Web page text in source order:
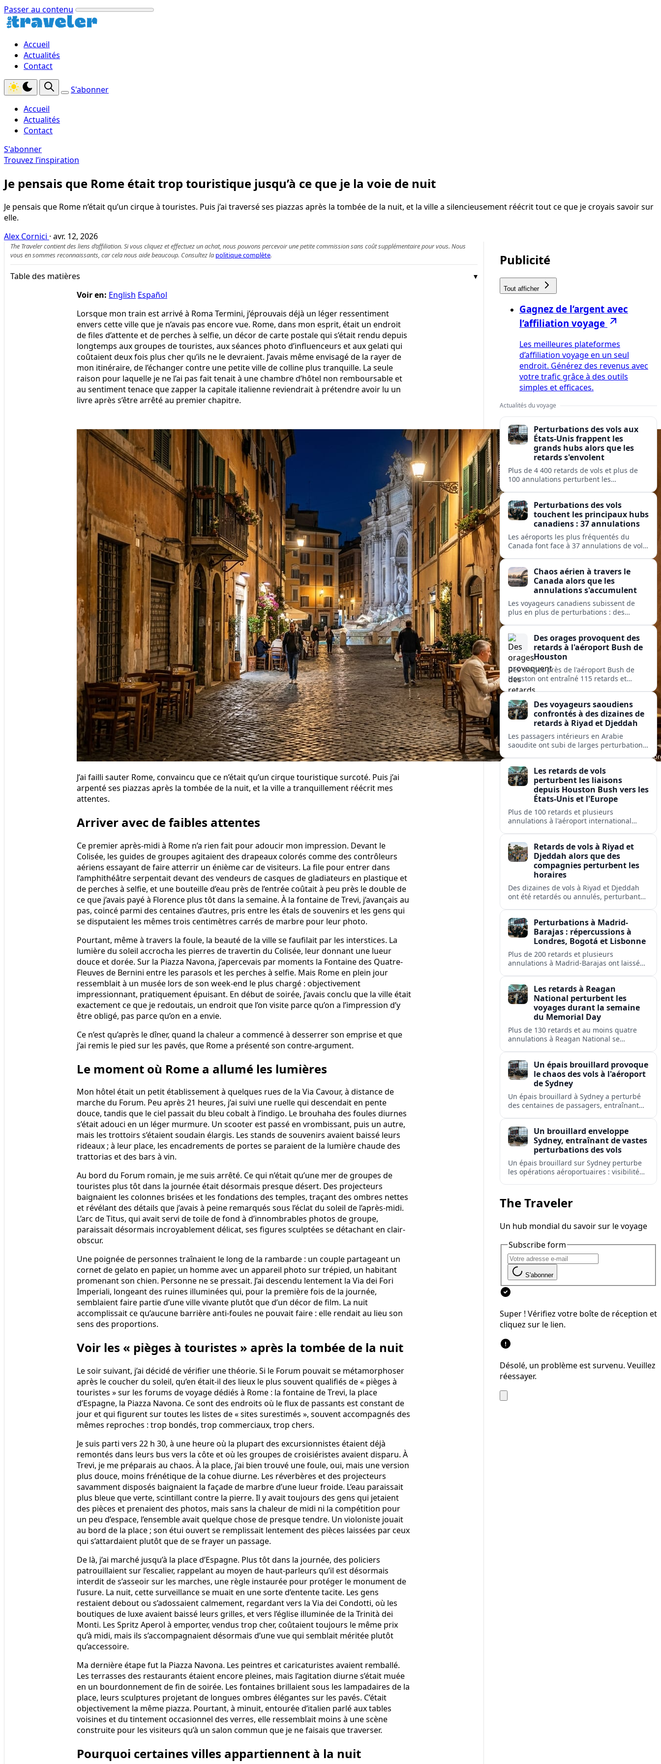
Passer au contenu
Accueil
Actualités
Contact
S'abonner
Accueil
Actualités
Contact
S'abonner
Trouvez l’inspiration
Je pensais que Rome était trop touristique jusqu’à ce que je la voie de nuit
Je pensais que Rome n’était qu’un cirque à touristes. Puis j’ai traversé ses piazzas après la tombée de la nuit, et la ville a silencieusement réécrit tout ce que je croyais savoir sur
elle.
Alex Cornici · avr. 12, 2026
The Traveler contient des liens d’affiliation. Si vous cliquez et effectuez un achat, nous pouvons percevoir une petite commission sans coût supplémentaire pour vous. Nous
vous en sommes reconnaissants, car cela nous aide beaucoup. Consultez la politique complète.
Table des matières
Voir en: English Español
Lorsque mon train est arrivé à Roma Termini, j’éprouvais déjà un léger ressentiment
envers cette ville que je n’avais pas encore vue. Rome, dans mon esprit, était un endroit
de files d’attente et de perches à selfie, un décor de carte postale qui s’était rendu depuis
longtemps aux groupes de touristes, aux séances photo d’influenceurs et aux gelati qui
coûtaient deux fois plus cher qu’ils ne le devraient. J’avais même envisagé de la rayer de
mon itinéraire, de l’échanger contre une petite ville de colline plus tranquille. La seule
raison pour laquelle je ne l’ai pas fait tenait à une chambre d’hôtel non remboursable et
au sentiment tenace que zapper la capitale italienne reviendrait à prétendre avoir lu un
livre après s’être arrêté au premier chapitre.
J’ai failli sauter Rome, convaincu que ce n’était qu’un cirque touristique surcoté. Puis j’ai
arpenté ses piazzas après la tombée de la nuit, et la ville a tranquillement réécrit mes
attentes.
Arriver avec de faibles attentes
Ce premier après-midi à Rome n’a rien fait pour adoucir mon impression. Devant le
Colisée, les guides de groupes agitaient des drapeaux colorés comme des contrôleurs
aériens essayant de faire atterrir un énième car de visiteurs. La file pour entrer dans
l’amphithéâtre serpentait devant des vendeurs de casques de gladiateurs en plastique et
de perches à selfie, et une bouteille d’eau près de l’entrée coûtait à peu près le double de
ce que j’avais payé à Florence plus tôt dans la semaine. À la fontaine de Trevi, j’avançais au
pas, coincé parmi des centaines d’autres, pris entre les étals de souvenirs et les gens qui
se disputaient les mêmes trois centimètres carrés de marbre pour leur photo.
Pourtant, même à travers la foule, la beauté de la ville se faufilait par les interstices. La
lumière du soleil accrocha les pierres de travertin du Colisée, leur donnant une lueur
douce et dorée. Sur la Piazza Navona, j’apercevais par moments la Fontaine des Quatre-
Fleuves de Bernini entre les parasols et les perches à selfie. Mais Rome en plein jour
ressemblait à un musée lors de son week-end le plus chargé : objectivement
impressionnant, pratiquement épuisant. En début de soirée, j’avais conclu que la ville était
exactement ce que je redoutais, un endroit que l’on visite parce qu’on a l’impression d’y
être obligé, pas parce qu’on en a envie.
Ce n’est qu’après le dîner, quand la chaleur a commencé à desserrer son emprise et que
j’ai remis le pied sur les pavés, que Rome a présenté son contre-argument.
Le moment où Rome a allumé les lumières
Mon hôtel était un petit établissement à quelques rues de la Via Cavour, à distance de
marche du Forum. Peu après 21 heures, j’ai suivi une ruelle qui descendait en pente
douce, tandis que le ciel passait du bleu cobalt à l’indigo. Le brouhaha des foules diurnes
s’était adouci en un léger murmure. Un scooter est passé en vrombissant, puis un autre,
mais les trottoirs s’étaient soudain élargis. Les stands de souvenirs avaient baissé leurs
rideaux ; à leur place, les encadrements de portes se paraient de la lumière chaude des
trattorias et des bars à vin.
Au bord du Forum romain, je me suis arrêté. Ce qui n’était qu’une mer de groupes de
touristes plus tôt dans la journée était désormais presque désert. Des projecteurs
baignaient les colonnes brisées et les fondations des temples, traçant des ombres nettes
et révélant des détails que j’avais à peine remarqués sous l’éclat du soleil de l’après-midi.
L’arc de Titus, qui avait servi de toile de fond à d’innombrables photos de groupe,
paraissait désormais incroyablement délicat, ses figures sculptées se détachant en clair-
obscur.
Une poignée de personnes traînaient le long de la rambarde : un couple partageant un
cornet de gelato en papier, un homme avec un appareil photo sur trépied, un habitant
promenant son chien. Personne ne se pressait. J’ai descendu lentement la Via dei Fori
Imperiali, longeant des ruines illuminées qui, pour la première fois de la journée,
semblaient faire partie d’une ville vivante plutôt que d’un décor de film. La nuit
accomplissait ce qu’aucune barrière anti-foules ne pouvait faire : elle rendait au lieu son
sens des proportions.
Voir les « pièges à touristes » après la tombée de la nuit
Le soir suivant, j’ai décidé de vérifier une théorie. Si le Forum pouvait se métamorphoser
après le coucher du soleil, qu’en était-il des lieux le plus souvent qualifiés de « pièges à
touristes » sur les forums de voyage dédiés à Rome : la fontaine de Trevi, la place
d’Espagne, la Piazza Navona. Ce sont des endroits où le flux de passants est constant de
jour et qui figurent sur toutes les listes de « sites surestimés », souvent accompagnés des
mêmes reproches : trop bondés, trop commerciaux, trop chers.
Je suis parti vers 22 h 30, à une heure où la plupart des excursionnistes étaient déjà
remontés dans leurs bus vers la côte et où les groupes de croisiéristes avaient disparu. À
Trevi, je me préparais au chaos. À la place, j’ai bien trouvé une foule, oui, mais une version
plus douce, moins frénétique de la cohue diurne. Les réverbères et des projecteurs
savamment disposés baignaient la façade de marbre d’une lueur froide. L’eau paraissait
plus bleue que verte, scintillant contre la pierre. Il y avait toujours des gens qui jetaient
des pièces et prenaient des photos, mais sans la chaleur de midi ni la compétition pour
un peu d’espace, l’ensemble avait quelque chose de presque tendre. Un violoniste jouait
au bord de la place ; son étui ouvert se remplissait lentement des pièces laissées par ceux
qui s’attardaient plutôt que de se frayer un passage.
De là, j’ai marché jusqu’à la place d’Espagne. Plus tôt dans la journée, des policiers
patrouillaient sur l’escalier, rappelant au moyen de haut-parleurs qu’il est désormais
interdit de s’asseoir sur les marches, une règle instaurée pour protéger le monument de
l’usure. La nuit, cette surveillance se muait en une sorte d’entente tacite. Les gens
restaient debout ou s’adossaient calmement, regardant vers la Via dei Condotti, où les
boutiques de luxe avaient baissé leurs grilles, et vers l’église illuminée de la Trinità dei
Monti. Les Spritz Aperol à emporter, vendus trop cher, coûtaient toujours le même prix
qu’à midi, mais ils s’accompagnaient désormais d’une vue qui semblait méritée plutôt
qu’accessoire.
Ma dernière étape fut la Piazza Navona. Les peintres et caricaturistes avaient remballé.
Les terrasses des restaurants étaient encore pleines, mais l’agitation diurne s’était muée
en un bourdonnement de fin de soirée. Les fontaines brillaient sous les lampadaires de la
place, leurs sculptures projetant de longues ombres élégantes sur les pavés. C’était
objectivement la même piazza. Pourtant, à minuit, entourée d’italien parlé aux tables
voisines et du tintement occasionnel des verres, elle ressemblait moins à une scène
construite pour les visiteurs qu’à un salon commun que je ne faisais que traverser.
Pourquoi certaines villes appartiennent à la nuit
Publicité
Tout afficher
Gagnez de l’argent avec
l’affiliation voyage
Les meilleures plateformes
d’affiliation voyage en un seul
endroit. Générez des revenus avec
votre trafic grâce à des outils
simples et efficaces.
Actualités du voyage
Perturbations des vols aux
États-Unis frappent les
grands hubs alors que les
retards s'envolent
Plus de 4 400 retards de vols et plus de
100 annulations perturbent les
opérations des grandes compagnies
nationales et régionales.
Perturbations des vols
touchent les principaux hubs
canadiens : 37 annulations
Les aéroports les plus fréquentés du
Canada font face à 37 annulations de vols
par Air Canada, Jazz, Inuit et Pacific
Coastal.
Chaos aérien à travers le
Canada alors que les
annulations s'accumulent
Les voyageurs canadiens subissent de
plus en plus de perturbations : des
et les aéroports isolés, de Toronto à
Kuujjuaq.
Des orages provoquent des
retards à l'aéroport Bush de
Houston
Des orages près de l'aéroport Bush de
Houston ont entraîné 115 retards et
quelques annulations, affectant United,
des hubs majeurs aux États-Unis et en
Europe.
Des voyageurs saoudiens
confrontés à des dizaines de
retards à Riyad et Djeddah
Les passagers intérieurs en Arabie
saoudite ont subi de larges perturbations
Djeddah.Les retards de vols
perturbent les liaisons
depuis Houston Bush vers les
États-Unis et l'Europe
Plus de 100 retards et plusieurs
annulations à l'aéroport international
sur des liaisons clés nationales et
transatlantiques.
Retards de vols à Riyad et
Djeddah alors que des
compagnies perturbent les
horaires
Des dizaines de vols à Riyad et Djeddah
ont été retardés ou annulés, perturbant
Perturbations à Madrid-
Barajas : répercussions à
Londres, Bogotá et Lisbonne
Plus de 200 retards et plusieurs
annulations à Madrid-Barajas ont laissé
Avianca et Air Europa.
Les retards à Reagan
National perturbent les
voyages durant la semaine
du Memorial Day
Plus de 130 retards et au moins quatre
annulations à Reagan National se
Un épais brouillard provoque
le chaos des vols à l'aéroport
de Sydney
Un épais brouillard à Sydney a perturbé
des centaines de passagers, entraînant
Un brouillard enveloppe
Sydney, entraînant de vastes
perturbations des vols
Un épais brouillard sur Sydney perturbe
les opérations aéroportuaires : visibilité
réseaux de vols domestiques et
internationaux.
The Traveler
Un hub mondial du savoir sur le voyage
Subscribe form
S'abonner
Super ! Vérifiez votre boîte de réception et
cliquez sur le lien.
Désolé, un problème est survenu. Veuillez
réessayer.